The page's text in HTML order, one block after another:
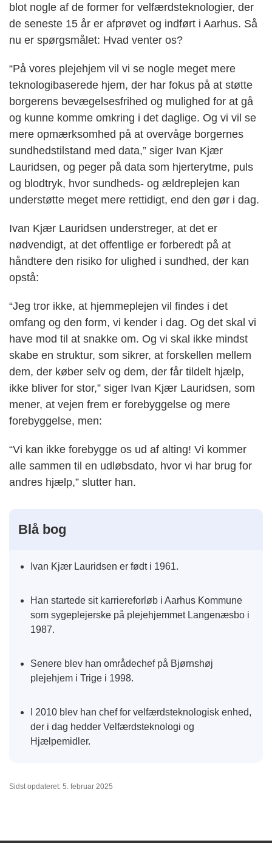
blot nogle af de former for velfærdsteknologier, der
de seneste 15 år er afprøvet og indført i Aarhus. Så
nu er spørgsmålet: Hvad venter os?
“På vores plejehjem vil vi se nogle meget mere
teknologibaserede hjem, der har fokus på at støtte
borgerens bevægelsesfrihed og mulighed for at gå
og kunne komme omkring i det daglige. Og vi vil se
mere opmærksomhed på at overvåge borgernes
sundhedstilstand med data,” siger Ivan Kjær
Lauridsen, og peger på data som hjerterytme, puls
og blodtryk, hvor sundheds- og ældreplejen kan
understøtte meget mere rettidigt, end den gør i dag.
Ivan Kjær Lauridsen understreger, at det er
nødvendigt, at det offentlige er forberedt på at
håndtere den risiko for ulighed i sundhed, der kan
opstå:
“Jeg tror ikke, at hjemmeplejen vil findes i det
omfang og den form, vi kender i dag. Og det skal vi
have mod til at snakke om. Og vi skal ikke mindst
skabe en struktur, som sikrer, at forskellen mellem
dem, der køber selv og dem, der får tildelt hjælp,
ikke bliver for stor,” siger Ivan Kjær Lauridsen, som
mener, at vejen frem er forebyggelse og mere
forebyggelse, men:
“Vi kan ikke forebygge os ud af alting! Vi kommer
alle sammen til en udløbsdato, hvor vi har brug for
andres hjælp,” slutter han.
Blå bog
Ivan Kjær Lauridsen er født i 1961.
Han startede sit karriereforløb i Aarhus Kommune
som sygeplejerske på plejehjemmet Langenæsbo i
1987.
Senere blev han områdechef på Bjørnshøj
plejehjem i Trige i 1998.
I 2010 blev han chef for velfærdsteknologisk enhed,
der i dag hedder Velfærdsteknologi og
Hjælpemidler.
Sidst opdateret: 5. februar 2025